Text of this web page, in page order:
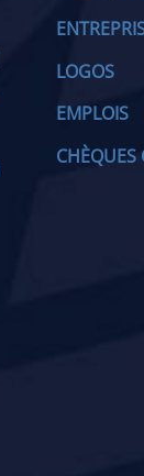
LOGOS
EMPLOIS
CHÈQUES